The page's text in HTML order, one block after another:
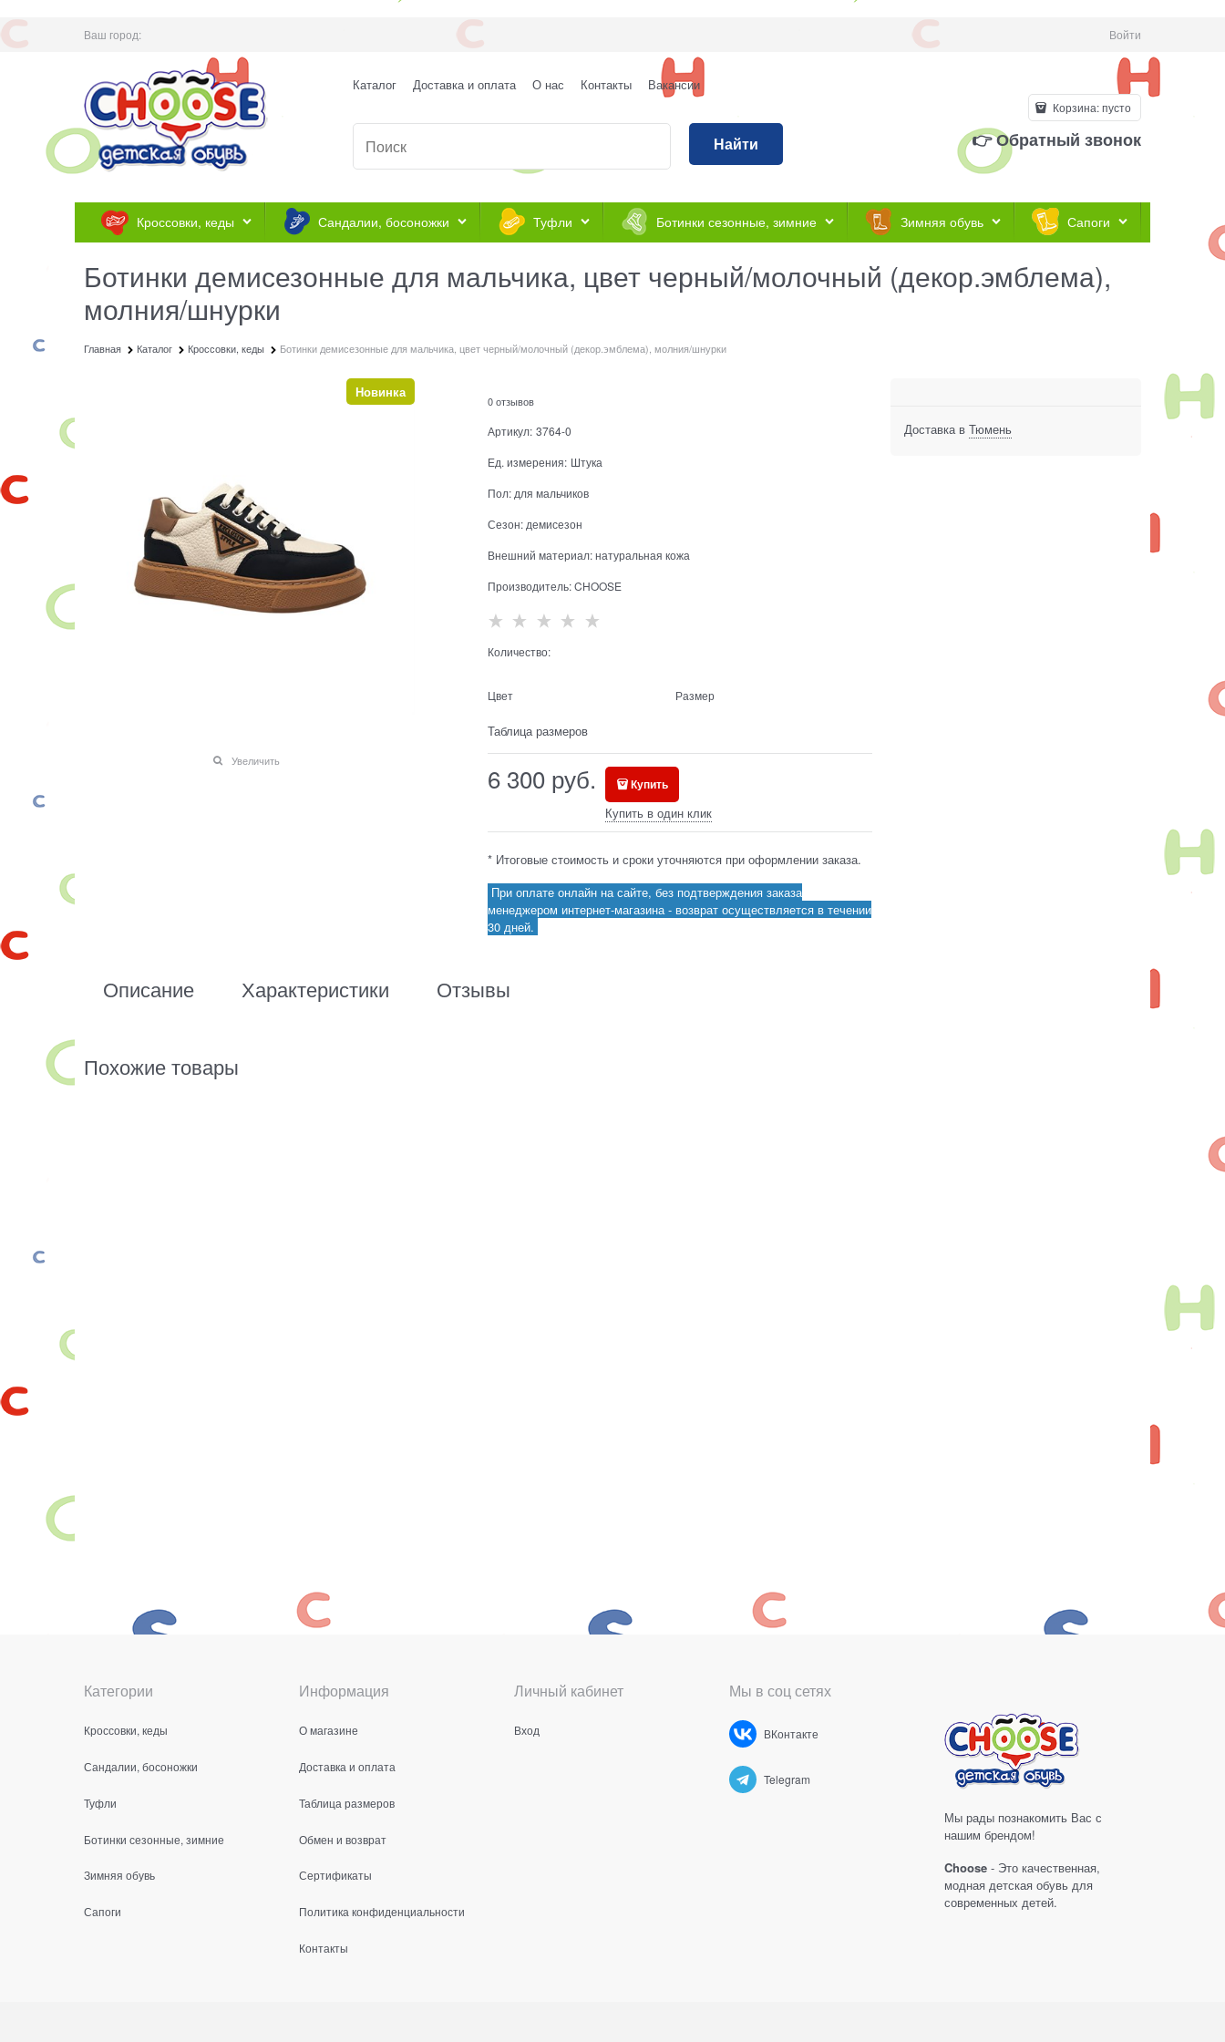
Ваш город: Войти
Каталог Доставка и оплата О нас Контакты Вакансии
Найти
Корзина:пусто
👉 Обратный звонок
Кроссовки, кеды Сандалии, босоножки Туфли Ботинки сезонные, зимние Зимняя обувь Сапоги
Ботинки демисезонные для мальчика, цвет черный/молочный (декор.эмблема),
молния/шнурки
Главная Каталог Кроссовки, кеды Ботинки демисезонные для мальчика, цвет черный/молочный (декор.эмблема), молния/шнурки
Новинка
Увеличить
0 отзывов
Артикул: 3764-0
Ед. измерения: Штука
Пол: для мальчиков
Сезон: демисезон
Внешний материал:натуральная кожа
Производитель:CHOOSE
Количество:
Цвет Размер
Таблица размеров
6 300 руб. Купить
Купить в один клик
* Итоговые стоимость и сроки уточняются при оформлении заказа.
При оплате онлайн на сайте, без подтверждения заказа
менеджером интернет-магазина - возврат осуществляется в течении
30 дней.
Описание Характеристики Отзывы
Похожие товары
Доставка в Тюмень
Категории
Кроссовки, кеды
Сандалии, босоножки
Туфли
Ботинки сезонные, зимние
Зимняя обувь
Сапоги
Информация
О магазине
Доставка и оплата
Таблица размеров
Обмен и возврат
Сертификаты
Политика конфиденциальности
Контакты
Личный кабинет
Вход
Мы в соц сетях
ВКонтакте
Telegram
Мы рады познакомить Вас с
нашим брендом!
Choose - Это качественная,
модная детская обувь для
современных детей.